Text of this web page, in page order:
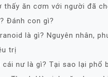
thấy ăn cơm với người đã
Đánh con gì?
là gì? Nguyên nhân,
trị
cái nư là gì? Tại sao lại phổ